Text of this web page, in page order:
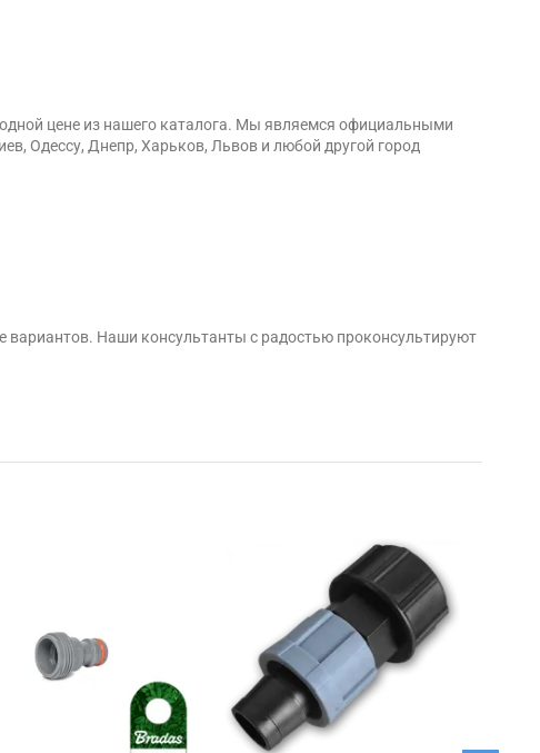
цене из нашего каталога. Мы являемся официальными
Одессу, Днепр, Харьков, Львов и любой другой город
вариантов. Наши консультанты с радостью проконсультируют